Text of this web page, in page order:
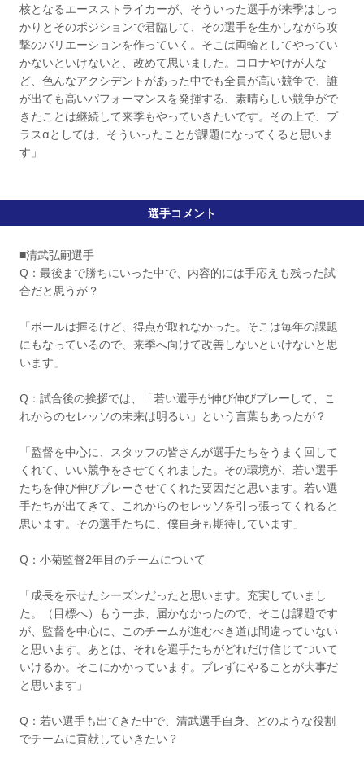
核となるエースストライカーが、そういった選手が来季はしっ
かりとそのポジションで君臨して、その選手を生かしながら攻
撃のバリエーションを作っていく。そこは両輪としてやってい
かないといけないと、改めて思いました。コロナやけが人な
ど、色んなアクシデントがあった中でも全員が高い競争で、誰
が出ても高いパフォーマンスを発揮する、素晴らしい競争がで
きたことは継続して来季もやっていきたいです。その上で、プ
ラスαとしては、そういったことが課題になってくると思いま
す」
選手コメント
■清武弘嗣選手
Q：最後まで勝ちにいった中で、内容的には手応えも残った試
合だと思うが？
「ボールは握るけど、得点が取れなかった。そこは毎年の課題
にもなっているので、来季へ向けて改善しないといけないと思
います」
Q：試合後の挨拶では、「若い選手が伸び伸びプレーして、こ
れからのセレッソの未来は明るい」という言葉もあったが？
「監督を中心に、スタッフの皆さんが選手たちをうまく回して
くれて、いい競争をさせてくれました。その環境が、若い選手
たちを伸び伸びプレーさせてくれた要因だと思います。若い選
手たちが出てきて、これからのセレッソを引っ張ってくれると
思います。その選手たちに、僕自身も期待しています」
Q：小菊監督2年目のチームについて
「成長を示せたシーズンだったと思います。充実していまし
た。（目標へ）もう一歩、届かなかったので、そこは課題です
が、監督を中心に、このチームが進むべき道は間違っていない
と思います。あとは、それを選手たちがどれだけ信じてついて
いけるか。そこにかかっています。ブレずにやることが大事だ
と思います」
Q：若い選手も出てきた中で、清武選手自身、どのような役割
でチームに貢献していきたい？